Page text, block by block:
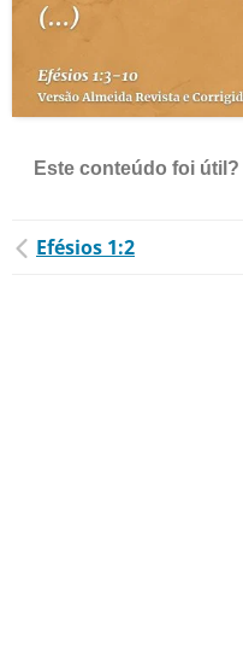
Este conteúdo foi útil?
Efésios 1:2